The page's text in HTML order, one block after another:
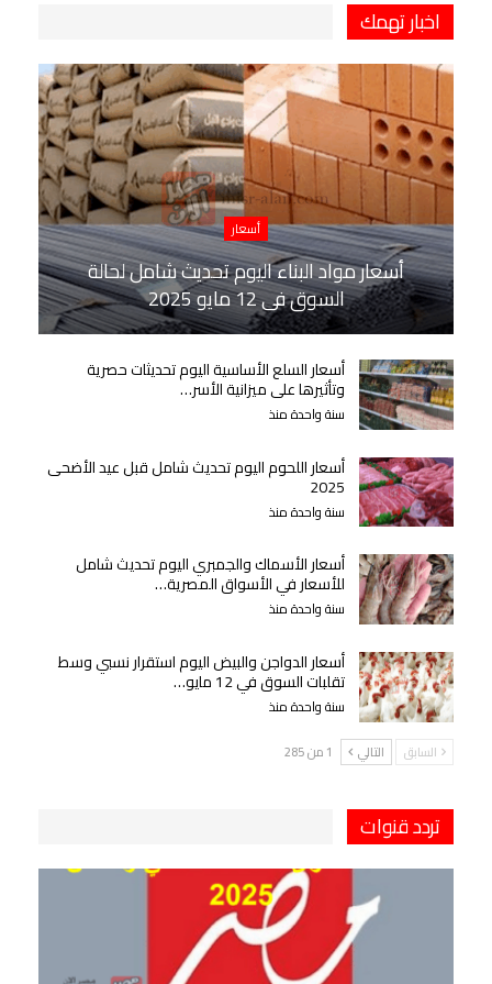
اخبار تهمك
أسعار
أسعار مواد البناء اليوم تحديث شامل لحالة
السوق في 12 مايو 2025
أسعار السلع الأساسية اليوم تحديثات حصرية
وتأثيرها على ميزانية الأسر…
سنة واحدة منذ
أسعار اللحوم اليوم تحديث شامل قبل عيد الأضحى
2025
سنة واحدة منذ
أسعار الأسماك والجمبري اليوم تحديث شامل
للأسعار في الأسواق المصرية…
سنة واحدة منذ
أسعار الدواجن والبيض اليوم استقرار نسبي وسط
تقلبات السوق في 12 مايو…
سنة واحدة منذ
السابق التالي 1 من 285
تردد قنوات